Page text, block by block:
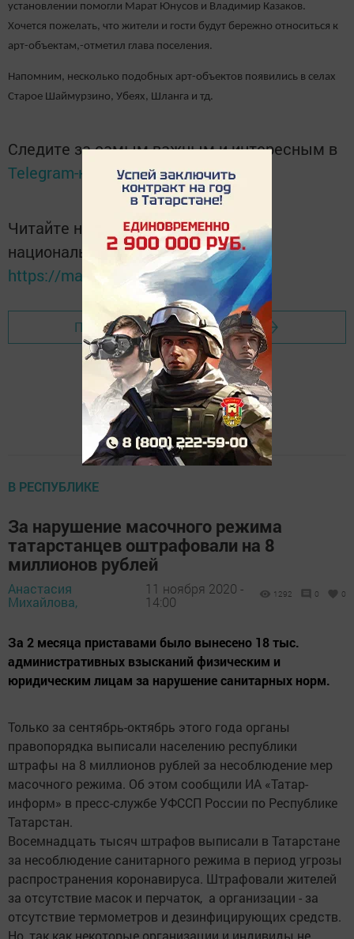
установлении помогли Марат Юнусов и Владимир Казаков.
Хочется пожелать, что жители и гости будут бережно относиться к
арт-объектам,-отметил глава поселения.
Напомним, несколько подобных арт-объектов появились в селах
Старое Шаймурзино, Убеях, Шланга и тд.
Следите за самым важным и интересным в
Telegram-каналеТатмедиа
Читайте новости Татарстана в
национальном мессенджере MАХ:
https://max.ru/tatmedia
Перейти на страницу новости
В РЕСПУБЛИКЕ
За нарушение масочного режима
татарстанцев оштрафовали на 8
миллионов рублей
Анастасия
Михайлова,
11 ноября 2020 -
14:00
1292 0 0
За 2 месяца приставами было вынесено 18 тыс.
административных взысканий физическим и
юридическим лицам за нарушение санитарных норм.
Только за сентябрь-октябрь этого года органы
правопорядка выписали населению республики
штрафы на 8 миллионов рублей за несоблюдение мер
масочного режима. Об этом сообщили ИА «Татар-
информ» в пресс-службе УФССП России по Республике
Татарстан.
Восемнадцать тысяч штрафов выписали в Татарстане
за несоблюдение санитарного режима в период угрозы
распространения коронавируса. Штрафовали жителей
за отсутствие масок и перчаток, а организации - за
отсутствие термометров и дезинфицирующих средств.
Но, так как некоторые организации и индивиды не